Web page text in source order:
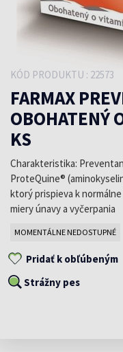
KÓD PRODUKTU : 22573
FARMAX
OBOHATENÝ
KS
Charakteristika:
ProteQuine®
ktorý prispieva k
miery únavy a vyčerpania
MOMENTÁLNE NEDOSTUPNÉ
Pridať k obľúbeným
Strážny pes